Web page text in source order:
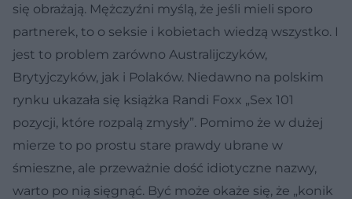
się obrażają. Mężczyźni myślą, że jeśli mieli sporo
partnerek, to o seksie i kobietach wiedzą wszystko. I
jest to problem zarówno Australijczyków,
Brytyjczyków, jak i Polaków. Niedawno na polskim
rynku ukazała się książka Randi Foxx „Sex 101
pozycji, które rozpalą zmysły”. Pomimo że w dużej
mierze to po prostu stare prawdy ubrane w
śmieszne, ale przeważnie dość idiotyczne nazwy,
warto po nią sięgnąć. Być może okaże się, że „konik